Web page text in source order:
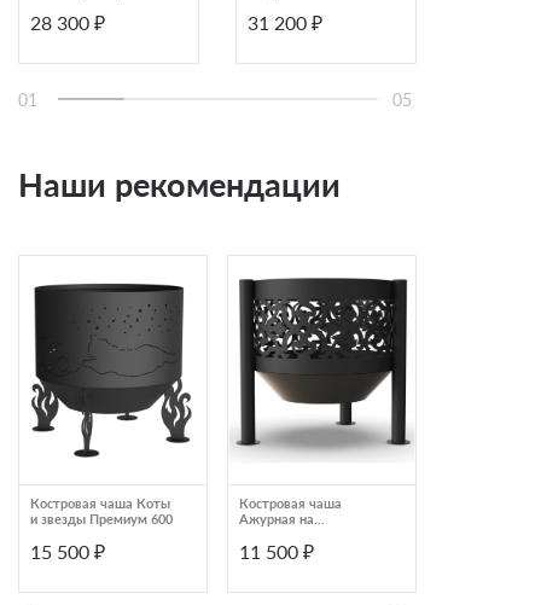
28 300 ₽
Премиум 800
31 200 ₽
01 05
Наши рекомендации
Костровая чаша Коты
и звезды Премиум 600
15 500 ₽
Костровая чаша
Ажурная на
Стандарт 500
11 500 ₽